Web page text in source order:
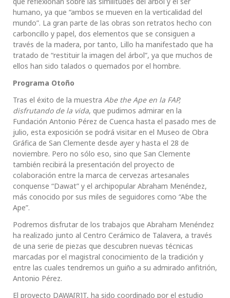
humano, ya que “ambos se mueven en la verticalidad del
mundo”. La gran parte de las obras son retratos hecho con
carboncillo y papel, dos elementos que se consiguen a
través de la madera, por tanto, Lillo ha manifestado que ha
tratado de “restituir la imagen del árbol”, ya que muchos de
ellos han sido talados o quemados por el hombre.
Programa Otoño
Tras el éxito de la muestra Abe the Ape en la FAP,
disfrutando de la vida, que pudimos admirar en la
Fundación Antonio Pérez de Cuenca hasta el pasado mes de
julio, esta exposición se podrá visitar en el Museo de Obra
Gráfica de San Clemente desde ayer y hasta el 28 de
noviembre. Pero no sólo eso, sino que San Clemente
también recibirá la presentación del proyecto de
colaboración entre la marca de cervezas artesanales
conquense “Dawat” y el archipopular Abraham Menéndez,
más conocido por sus miles de seguidores como “Abe the
Ape”.
Podremos disfrutar de los trabajos que Abraham Menéndez
ha realizado junto al Centro Cerámico de Talavera, a través
de una serie de piezas que descubren nuevas técnicas
marcadas por el magistral conocimiento de la tradición y
entre las cuales tendremos un guiño a su admirado anfitrión,
Antonio Pérez.
El proyecto DAWA[R]T, ha sido coordinado por el estudio